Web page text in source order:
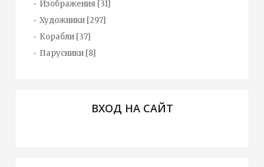
Изображения [31]
Художники [297]
Корабли [37]
Парусники [8]
ВХОД НА САЙТ